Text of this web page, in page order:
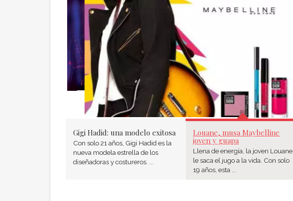
Gigi Hadid: una modelo exitosa
Con solo 21 años, Gigi Hadid es la
nueva modela estrella de los
diseñadoras y costureros. ...
Louane, musa Maybelline
joven y guapa
Llena de energía, la joven Louane
le saca el jugo a la vida. Con solo
19 años, esta ...